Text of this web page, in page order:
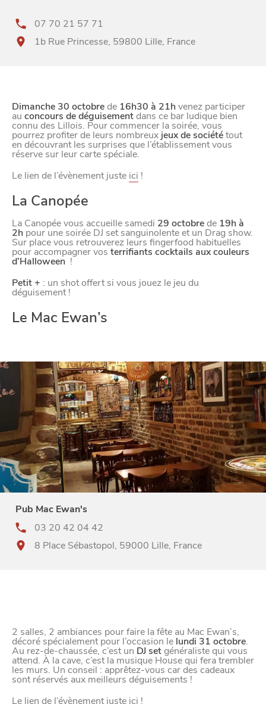
07 70 21 57 71
1b Rue Princesse, 59800 Lille, France
Dimanche 30 octobrede 16h30 à 21hvenez participer
au concours de déguisementdans ce bar ludique bien
connu des Lillois. Pour commencer la soirée, vous
pourrez profiter de leurs nombreux jeux de sociététout
en découvrant les surprises que l’établissement vous
réserve sur leur carte spéciale.
Le lien de l’évènement juste ici !
La Canopée
La Canopée vous accueille samedi 29 octobrede 19h à
2h pour une soirée DJ set sanguinolente et un Drag show.
Sur place vous retrouverez leurs fingerfood habituelles
pour accompagner vos terrifiants cocktails aux couleurs
d’Halloween !
Petit + : un shot offert si vous jouez le jeu du
déguisement !
Le Mac Ewan’s
Pub Mac Ewan's
03 20 42 04 42
8 Place Sébastopol, 59000 Lille, France
2 salles, 2 ambiances pour faire la fête au Mac Ewan’s,
décoré spécialement pour l’occasion le lundi 31 octobre.
Au rez-de-chaussée, c’est un DJ setgénéraliste qui vous
attend. À la cave, c’est la musique House qui fera trembler
les murs. Un conseil : apprêtez-vous car des cadeaux
sont réservés aux meilleurs déguisements !
Le lien de l’évènement juste ici !
BONS PLANS ET ADRESSES
À LILLE ET SA RÉGION
DEPUIS
1973